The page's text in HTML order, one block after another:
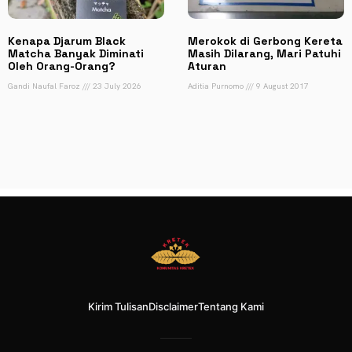
Kenapa Djarum Black
Matcha Banyak Diminati
Oleh Orang-Orang?
Gandi Naufal Faroz 23 July 2026
Merokok di Gerbong Kereta
Masih Dilarang, Mari Patuhi
Aturan
Aditia Purnomo 9 August 2017
Kirim TulisanDisclaimerTentang Kami